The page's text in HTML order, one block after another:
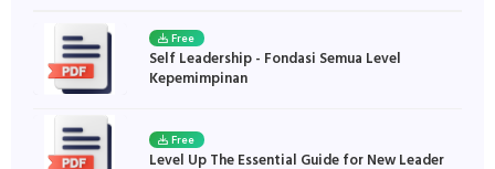
Free
Self Leadership - Fondasi Semua Level
Kepemimpinan
Free
Level Up The Essential Guide for New Leader